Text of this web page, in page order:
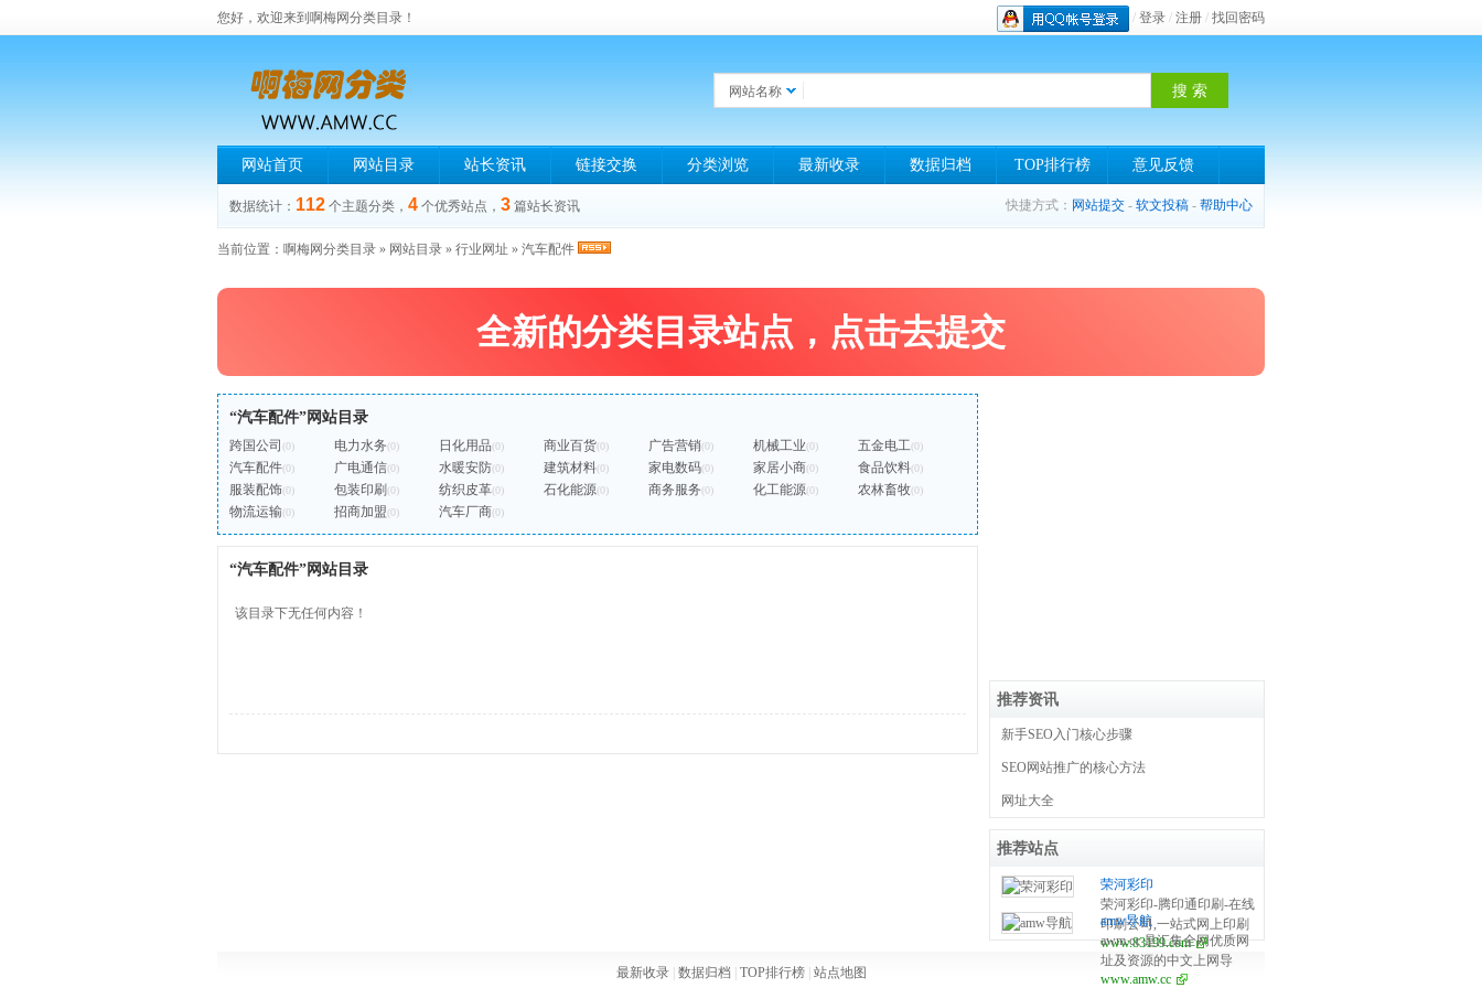
您好，欢迎来到啊梅网分类目录！ / 登录 / 注册 / 找回密码
网站名称
网站首页 网站目录 站长资讯 链接交换 分类浏览 最新收录 数据归档 TOP排行榜 意见反馈
数据统计： 112 个主题分类， 4 个优秀站点， 3 篇站长资讯 快捷方式： 网站提交 - 软文投稿 - 帮助中心
当前位置： 啊梅网分类目录 » 网站目录 » 行业网址 » 汽车配件
全新的分类目录站点，点击去提交
“汽车配件”网站目录
跨国公司 (0) 电力水务(0) 日化用品(0) 商业百货(0) 广告营销(0) 机械工业(0) 五金电工(0)
汽车配件(0) 广电通信(0) 水暖安防(0) 建筑材料(0) 家电数码(0) 家居小商(0) 食品饮料(0)
服装配饰(0) 包装印刷(0) 纺织皮革(0) 石化能源(0) 商务服务(0) 化工能源(0) 农林畜牧(0)
物流运输(0) 招商加盟(0) 汽车厂商(0)
“汽车配件”网站目录
该目录下无任何内容！
推荐资讯
新手SEO入门核心步骤
SEO网站推广的核心方法
网址大全
推荐站点
荣河彩印
荣河彩印-腾印通印刷-在线
印刷公司,一站式网上印刷
平台，提供包装盒、化妆
品盒、名片、彩页、画
册、制卡、不干胶、信
www.83199.com
amw导航
awm.cc 是汇集全网优质网
址及资源的中文上网导
航。及时收录影视、音
www.amw.cc
最新收录| 数据归档 TOP排行榜| 站点地图